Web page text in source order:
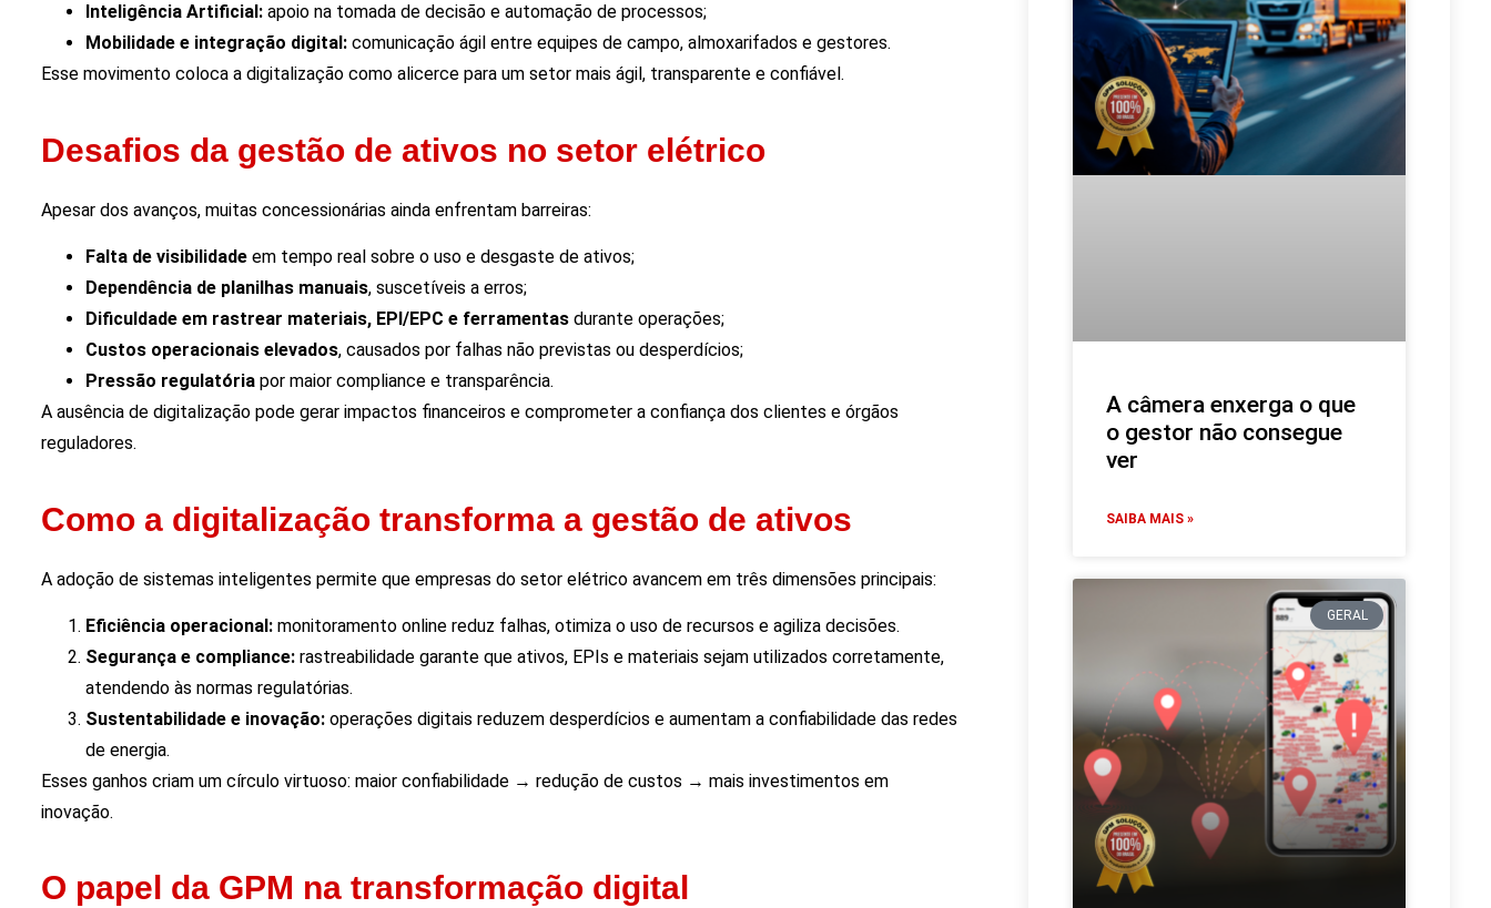
Inteligência Artificial: apoio na tomada de decisão e automação de processos;
Mobilidade e integração digital: comunicação ágil entre equipes de campo, almoxarifados e gestores.
Esse movimento coloca a digitalização como alicerce para um setor mais ágil, transparente e confiável .
Desafios da gestão de ativos no setor elétrico
Apesar dos avanços, muitas concessionárias ainda enfrentam barreiras:
Falta de visibilidade em tempo real sobre o uso e desgaste de ativos;
Dependência de planilhas manuais, suscetíveis a erros;
Dificuldade em rastrear materiais, EPI/EPC e ferramentas durante operações;
Custos operacionais elevados, causados por falhas não previstas ou desperdícios;
Pressão regulatória por maior compliance e transparência.
A ausência de digitalização pode gerar impactos financeiros e comprometer a confiança dos clientes e órgãos
reguladores.
Como a digitalização transforma a gestão de ativos
A adoção de sistemas inteligentes permite que empresas do setor elétrico avancem em três dimensões principais:
Eficiência operacional: monitoramento online reduz falhas, otimiza o uso de recursos e agiliza decisões.
Segurança e compliance: rastreabilidade garante que ativos, EPIs e materiais sejam utilizados corretamente,
atendendo às normas regulatórias.
Sustentabilidade e inovação: operações digitais reduzem desperdícios e aumentam a confiabilidade das redes
de energia.
Esses ganhos criam um círculo virtuoso: maior confiabilidade → redução de custos → mais investimentos em
inovação.
O papel da GPM na transformação digital
A câmera enxerga o que
o gestor não consegue
ver
SAIBA MAIS »
GERAL